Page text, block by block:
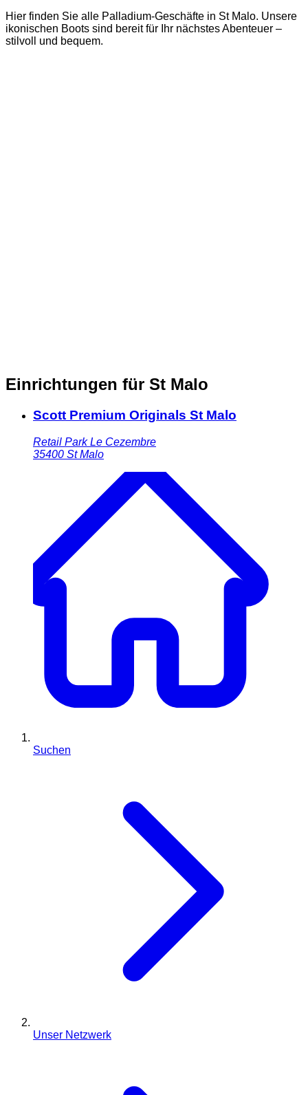
Hier finden Sie alle Palladium-Geschäfte in St Malo. Unsere
ikonischen Boots sind bereit für Ihr nächstes Abenteuer –
stilvoll und bequem.
Einrichtungen für St Malo
Scott Premium Originals St Malo
Retail Park Le Cezembre
35400 St Malo
Suchen
Unser Netzwerk